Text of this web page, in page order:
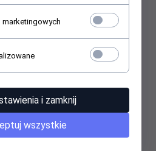
karcher
keysonic
kidde
kids euroswan
kingston
marketingowych
i zamknij
wszystkie